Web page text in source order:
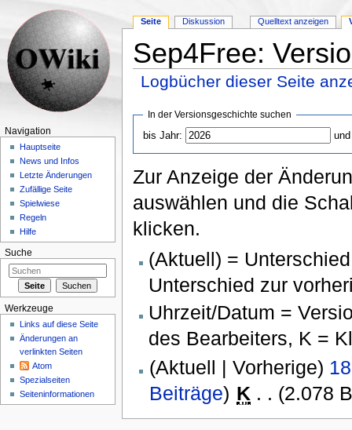
Sep4Free:
Logbücher dieser Seite
In der Versionsgeschichte suchen
bis Jahr:
Zur Anzeige der
auswählen und die
klicken.
(Aktuell) =
Unterschied zur
Uhrzeit/Datum =
des Bearbeiters, K =
(Aktuell | Vorherige)
Beiträge) K . . (2.078
Seite Diskussion Quelltext anzeigen
Navigation
Hauptseite
News und Infos
Letzte Änderungen
Zufällige Seite
Spielwiese
Regeln
Hilfe
Suche
Werkzeuge
Links auf diese Seite
Änderungen an
verlinkten Seiten
Atom
Spezialseiten
Seiteninformationen